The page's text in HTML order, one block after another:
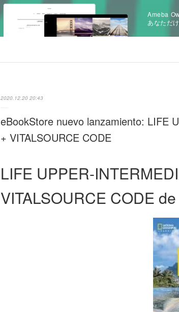
Ameba
あなただ
2020.12.20 20:43
eBookStore nuevo lanzamiento: LIFE
+ VITALSOURCE CODE
LIFE UPPER-
VITALSOURCE CODE de